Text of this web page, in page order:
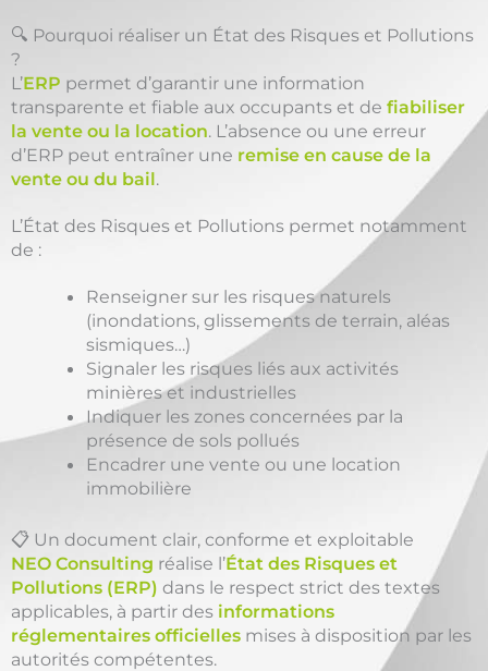
🔍 Pourquoi réaliser un État des Risques et Pollutions
?
L’ERP permet d’garantir une information
transparente et fiable aux occupants et de fiabiliser
la vente ou la location. L’absence ou une erreur
d’ERP peut entraîner une remise en cause de la
vente ou du bail.
L’État des Risques et Pollutions permet notamment
de :
Renseigner sur les risques naturels
(inondations, glissements de terrain, aléas
sismiques…)
Signaler les risques liés aux activités
minières et industrielles
Indiquer les zones concernées par la
présence de sols pollués
Encadrer une vente ou une location
immobilière
📋 Un document clair, conforme et exploitable
NEO Consulting réalise l’État des Risques et
Pollutions (ERP) dans le respect strict des textes
applicables, à partir des informations
réglementaires officielles mises à disposition par les
autorités compétentes.